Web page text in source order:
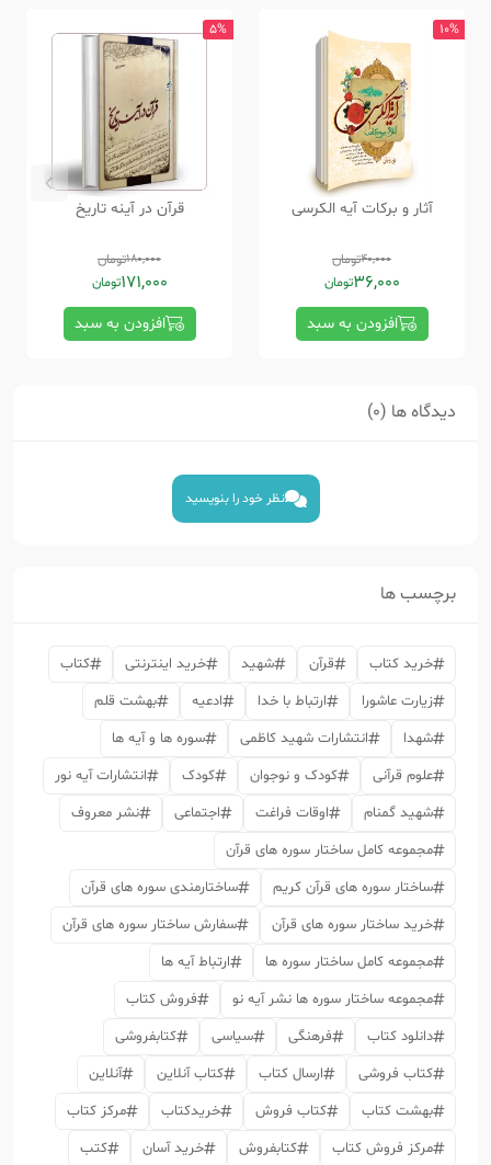
10%
آثار و برکات آیه الکرسی
40,000تومان
36,000تومان
افزودن به سبد
5%
قرآن در آینه تاریخ
180,000تومان
171,000تومان
افزودن به سبد
دیدگاه ها (0)
نظر خود را بنویسید
برچسب ها
خرید کتاب قرآن شهید خرید اینترنتی
کتاب
زیارت عاشورا
ارتباط با خدا ادعیه
بهشت قلم
شهدا
انتشارات شهید کاظمی
سوره ها و آیه ها
علوم قرآنی
کودک و نوجوان کودک
انتشارات آیه نور
شهید گمنام
اوقات فراغت اجتماعی
نشر معروف
مجموعه کامل ساختار سوره های قرآن
ساختار سوره های قرآن کریم
ساختارمندی سوره های قرآن
خرید ساختار سوره های قرآن
سفارش ساختار سوره های قرآن
مجموعه کامل ساختار سوره ها
ارتباط آیه ها
مجموعه ساختار سوره ها نشر آیه نو
فروش کتاب
دانلود کتاب
فرهنگی سیاسی
کتابفروشی
کتاب فروشی
ارسال کتاب کتاب آنلاین
آنلاین
بهشت کتاب
کتاب فروش خریدکتاب
مرکز کتاب
مرکز فروش کتاب
کتابفروش خرید آسان
کتب